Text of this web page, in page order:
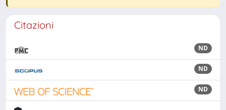
Citazioni
ND
ND
ND